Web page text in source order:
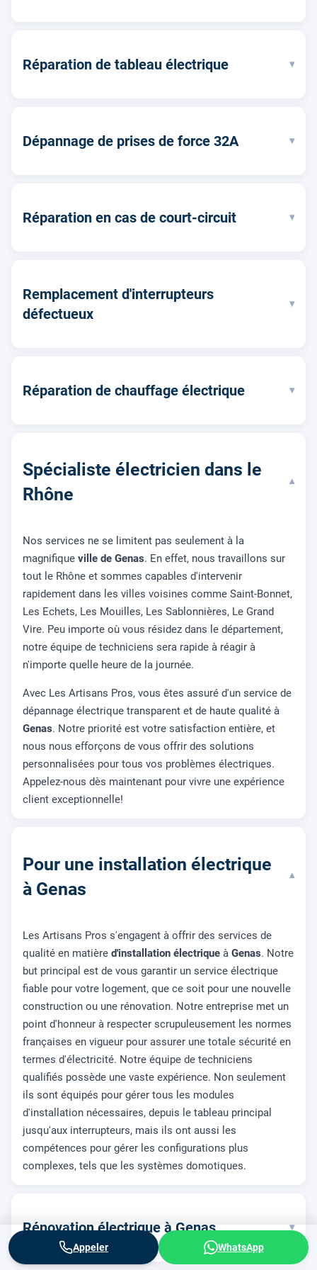
Réparation de tableau électrique ▾
Dépannage de prises de force 32A ▾
Réparation en cas de court-circuit ▾
Remplacement d'interrupteurs
défectueux
▾
Réparation de chauffage électrique ▾
Spécialiste électricien dans le
Rhône
▾
Nos services ne se limitent pas seulement à la
magnifique ville de Genas. En effet, nous travaillons sur
tout le Rhône et sommes capables d'intervenir
rapidement dans les villes voisines comme Saint-Bonnet,
Les Echets, Les Mouilles, Les Sablonnières, Le Grand
Vire. Peu importe où vous résidez dans le département,
notre équipe de techniciens sera rapide à réagir à
n'importe quelle heure de la journée.
Avec Les Artisans Pros, vous êtes assuré d'un service de
dépannage électrique transparent et de haute qualité à
Genas. Notre priorité est votre satisfaction entière, et
nous nous efforçons de vous offrir des solutions
personnalisées pour tous vos problèmes électriques.
Appelez-nous dès maintenant pour vivre une expérience
client exceptionnelle!
Pour une installation électrique
à Genas
▾
Les Artisans Pros s'engagent à offrir des services de
qualité en matière d'installation électrique à Genas. Notre
but principal est de vous garantir un service électrique
fiable pour votre logement, que ce soit pour une nouvelle
construction ou une rénovation. Notre entreprise met un
point d'honneur à respecter scrupuleusement les normes
françaises en vigueur pour assurer une totale sécurité en
termes d'électricité. Notre équipe de techniciens
qualifiés possède une vaste expérience. Non seulement
ils sont équipés pour gérer tous les modules
d'installation nécessaires, depuis le tableau principal
jusqu'aux interrupteurs, mais ils ont aussi les
compétences pour gérer les configurations plus
complexes, tels que les systèmes domotiques.
Rénovation électrique à Genas
▾
Appeler
WhatsApp